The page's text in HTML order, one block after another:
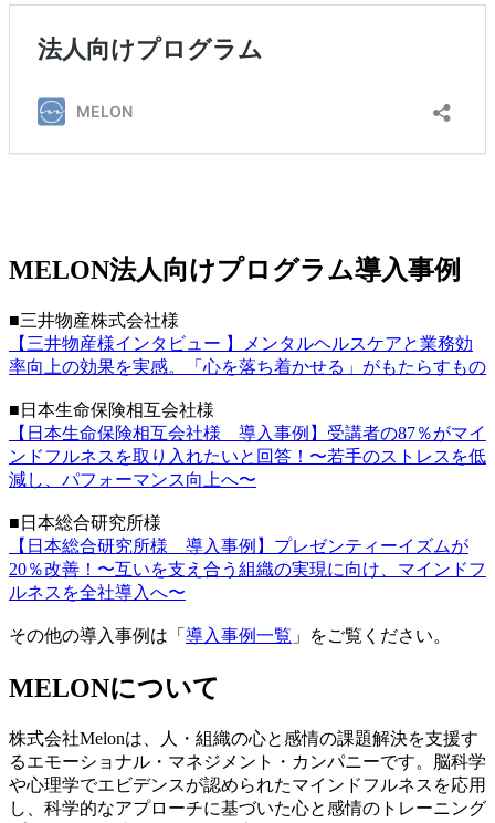
MELON法人向けプログラム導入事例
■三井物産株式会社様
【三井物産様インタビュー 】メンタルヘルスケアと業務効
率向上の効果を実感。「心を落ち着かせる」がもたらすもの
■日本生命保険相互会社様
【日本生命保険相互会社様 導入事例】受講者の87％がマイ
ンドフルネスを取り入れたいと回答！〜若手のストレスを低
減し、パフォーマンス向上へ〜
■日本総合研究所様
【日本総合研究所様 導入事例】プレゼンティーイズムが
20％改善！〜互いを支え合う組織の実現に向け、マインドフ
ルネスを全社導入へ〜
その他の導入事例は「 導入事例一覧 」をご覧ください。
MELONについて
株式会社Melonは、人・組織の心と感情の課題解決を支援す
るエモーショナル・マネジメント・カンパニーです。脳科学
や心理学でエビデンスが認められたマインドフルネスを応用
し、科学的なアプローチに基づいた心と感情のトレーニング